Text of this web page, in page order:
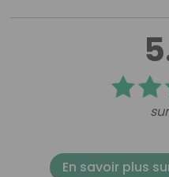
En savoir plus